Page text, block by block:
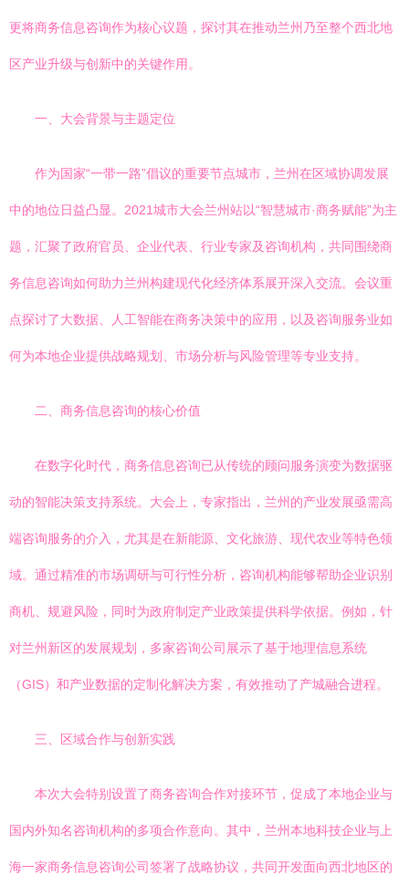
更将商务信息咨询作为核心议题，探讨其在推动兰州乃至整个西北地
区产业升级与创新中的关键作用。
一、大会背景与主题定位
作为国家“一带一路”倡议的重要节点城市，兰州在区域协调发展
中的地位日益凸显。2021城市大会兰州站以“智慧城市·商务赋能”为主
题，汇聚了政府官员、企业代表、行业专家及咨询机构，共同围绕商
务信息咨询如何助力兰州构建现代化经济体系展开深入交流。会议重
点探讨了大数据、人工智能在商务决策中的应用，以及咨询服务业如
何为本地企业提供战略规划、市场分析与风险管理等专业支持。
二、商务信息咨询的核心价值
在数字化时代，商务信息咨询已从传统的顾问服务演变为数据驱
动的智能决策支持系统。大会上，专家指出，兰州的产业发展亟需高
端咨询服务的介入，尤其是在新能源、文化旅游、现代农业等特色领
域。通过精准的市场调研与可行性分析，咨询机构能够帮助企业识别
商机、规避风险，同时为政府制定产业政策提供科学依据。例如，针
对兰州新区的发展规划，多家咨询公司展示了基于地理信息系统
（GIS）和产业数据的定制化解决方案，有效推动了产城融合进程。
三、区域合作与创新实践
本次大会特别设置了商务咨询合作对接环节，促成了本地企业与
国内外知名咨询机构的多项合作意向。其中，兰州本地科技企业与上
海一家商务信息咨询公司签署了战略协议，共同开发面向西北地区的